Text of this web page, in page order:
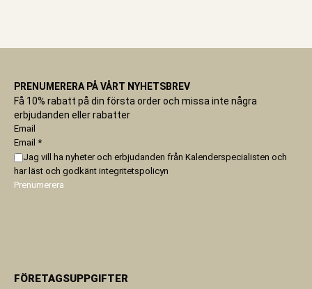
PRENUMERERA PÅ VÅRT NYHETSBREV
Få 10% rabatt på din första order och missa inte några
erbjudanden eller rabatter
Email
Email *
Jag vill ha nyheter och erbjudanden från Kalenderspecialisten och
har läst och godkänt integritetspolicyn
Prenumerera
FÖRETAGSUPPGIFTER